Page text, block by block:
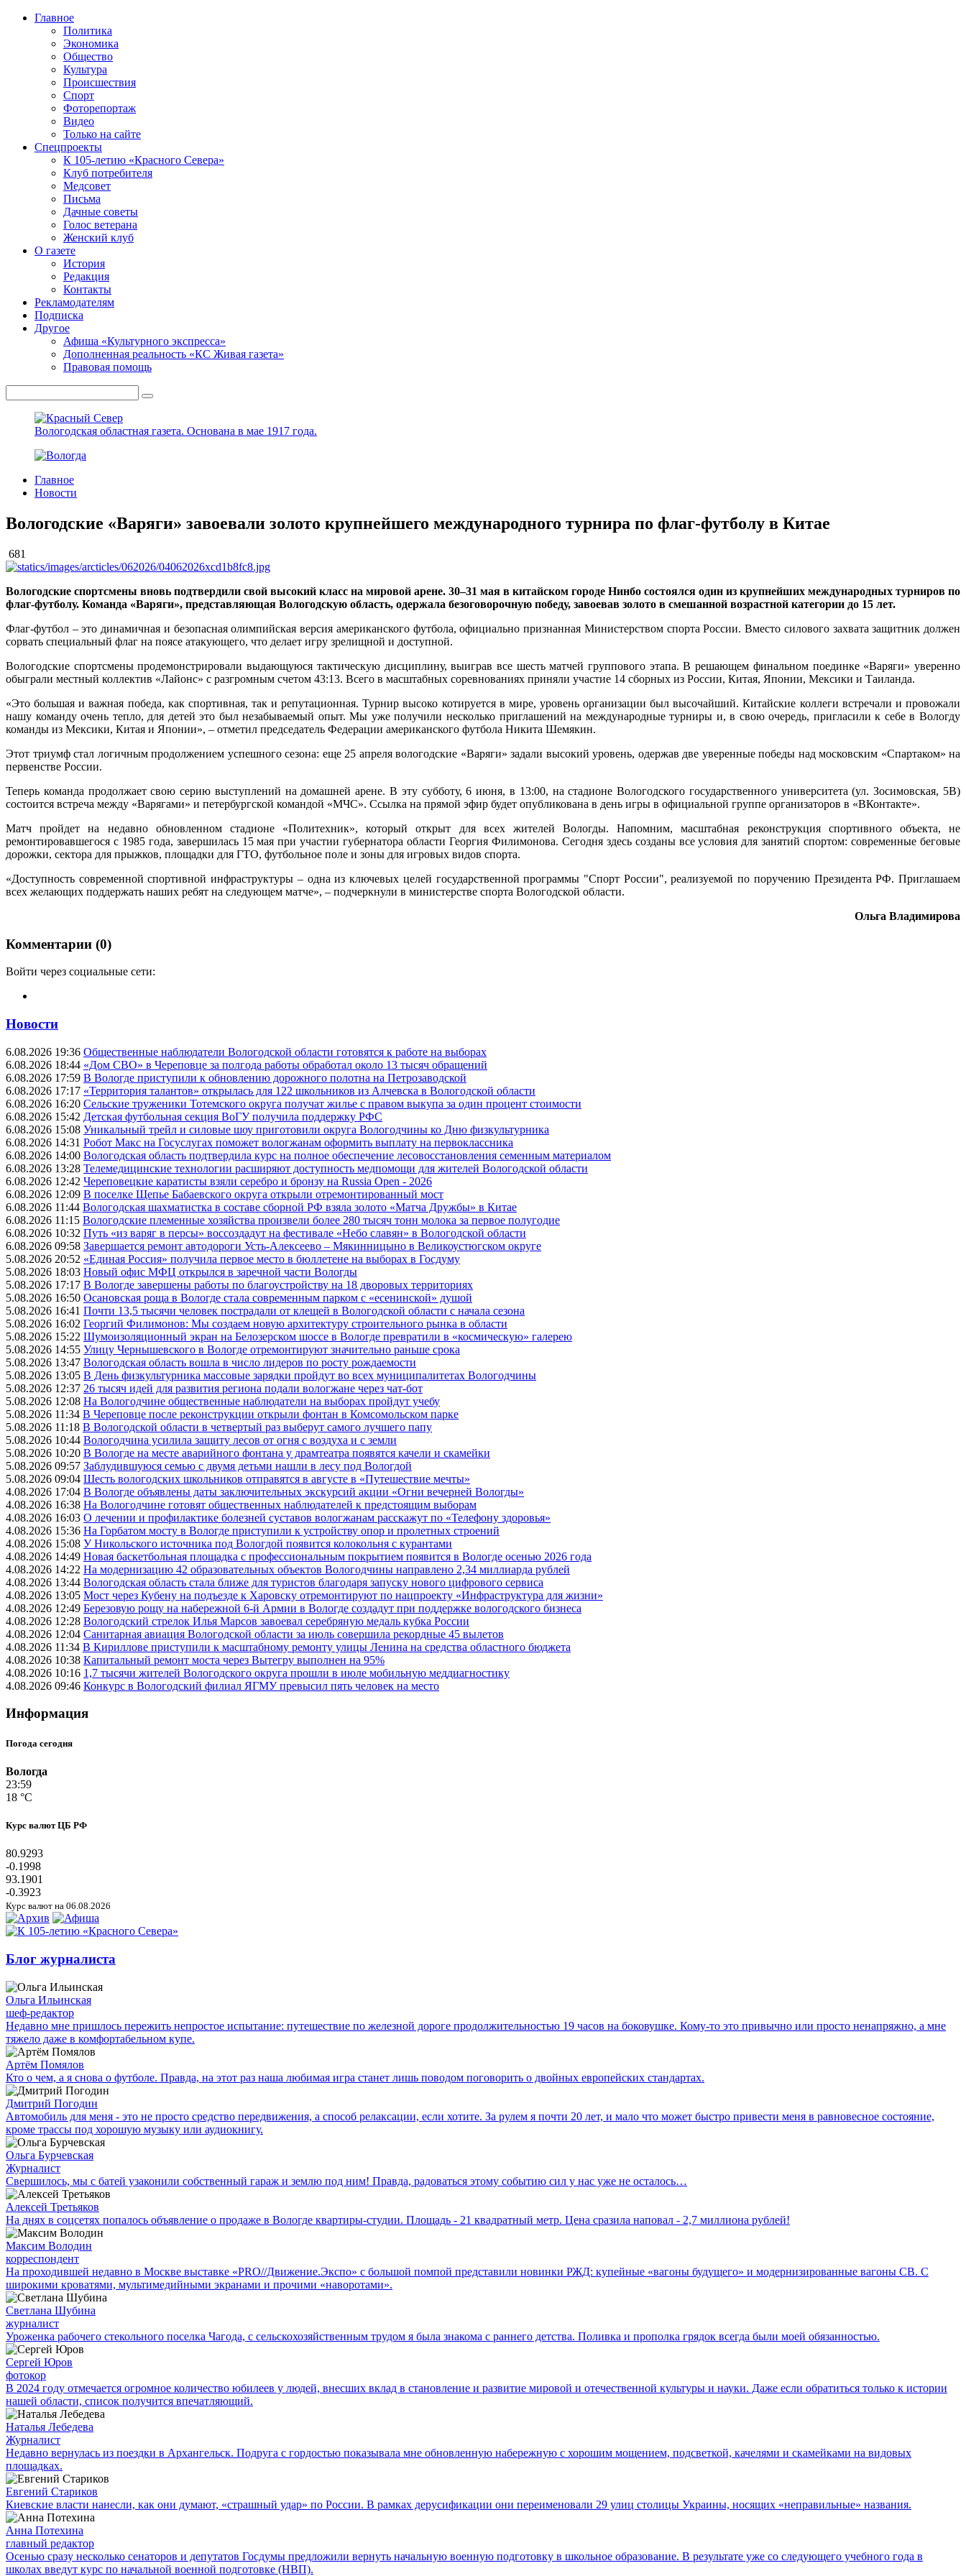
Главное
Политика
Экономика
Общество
Культура
Происшествия
Спорт
Фоторепортаж
Видео
Только на сайте
Спецпроекты
К 105-летию «Красного Севера»
Клуб потребителя
Медсовет
Письма
Дачные советы
Голос ветерана
Женский клуб
О газете
История
Редакция
Контакты
Рекламодателям
Подписка
Другое
Афиша «Культурного экспресса»
Дополненная реальность «КС Живая газета»
Правовая помощь
Вологодская областная газета. Основана в мае 1917 года.
Главное
Новости
Вологодские «Варяги» завоевали золото крупнейшего международного турнира по флаг-футболу в Китае
681
Вологодские спортсмены вновь подтвердили свой высокий класс на мировой арене. 30–31 мая в китайском городе Нинбо состоялся один из крупнейших международных турниров по
флаг-футболу. Команда «Варяги», представляющая Вологодскую область, одержала безоговорочную победу, завоевав золото в смешанной возрастной категории до 15 лет.
Флаг-футбол – это динамичная и безопасная олимпийская версия американского футбола, официально признанная Министерством спорта России. Вместо силового захвата защитник должен
сорвать специальный флаг на поясе атакующего, что делает игру зрелищной и доступной.
Вологодские спортсмены продемонстрировали выдающуюся тактическую дисциплину, выиграв все шесть матчей группового этапа. В решающем финальном поединке «Варяги» уверенно
обыграли местный коллектив «Лайонс» с разгромным счетом 43:13. Всего в масштабных соревнованиях приняли участие 14 сборных из России, Китая, Японии, Мексики и Таиланда.
«Это большая и важная победа, как спортивная, так и репутационная. Турнир высоко котируется в мире, уровень организации был высочайший. Китайские коллеги встречали и провожали
нашу команду очень тепло, для детей это был незабываемый опыт. Мы уже получили несколько приглашений на международные турниры и, в свою очередь, пригласили к себе в Вологду
команды из Мексики, Китая и Японии», – отметил председатель Федерации американского футбола Никита Шемякин.
Этот триумф стал логичным продолжением успешного сезона: еще 25 апреля вологодские «Варяги» задали высокий уровень, одержав две уверенные победы над московским «Спартаком» на
первенстве России.
Теперь команда продолжает свою серию выступлений на домашней арене. В эту субботу, 6 июня, в 13:00, на стадионе Вологодского государственного университета (ул. Зосимовская, 5В)
состоится встреча между «Варягами» и петербургской командой «МЧС». Ссылка на прямой эфир будет опубликована в день игры в официальной группе организаторов в «ВКонтакте».
Матч пройдет на недавно обновленном стадионе «Политехник», который открыт для всех жителей Вологды. Напомним, масштабная реконструкция спортивного объекта, не
ремонтировавшегося с 1985 года, завершилась 15 мая при участии губернатора области Георгия Филимонова. Сегодня здесь созданы все условия для занятий спортом: современные беговые
дорожки, сектора для прыжков, площадки для ГТО, футбольное поле и зоны для игровых видов спорта.
«Доступность современной спортивной инфраструктуры – одна из ключевых целей государственной программы "Спорт России", реализуемой по поручению Президента РФ. Приглашаем
всех желающих поддержать наших ребят на следующем матче», – подчеркнули в министерстве спорта Вологодской области.
Ольга Владимирова
Комментарии (0)
Войти через социальные сети:
Новости
6.08.2026 19:36 Общественные наблюдатели Вологодской области готовятся к работе на выборах
6.08.2026 18:44 «Дом СВО» в Череповце за полгода работы обработал около 13 тысяч обращений
6.08.2026 17:59 В Вологде приступили к обновлению дорожного полотна на Петрозаводской
6.08.2026 17:17 «Территория талантов» открылась для 122 школьников из Алчевска в Вологодской области
6.08.2026 16:20 Сельские труженики Тотемского округа получат жилье с правом выкупа за один процент стоимости
6.08.2026 15:42 Детская футбольная секция ВоГУ получила поддержку РФС
6.08.2026 15:08 Уникальный трейл и силовые шоу приготовили округа Вологодчины ко Дню физкультурника
6.08.2026 14:31 Робот Макс на Госуслугах поможет вологжанам оформить выплату на первоклассника
6.08.2026 14:00 Вологодская область подтвердила курс на полное обеспечение лесовосстановления семенным материалом
6.08.2026 13:28 Телемедицинские технологии расширяют доступность медпомощи для жителей Вологодской области
6.08.2026 12:42 Череповецкие каратисты взяли серебро и бронзу на Russia Open - 2026
6.08.2026 12:09 В поселке Щепье Бабаевского округа открыли отремонтированный мост
6.08.2026 11:44 Вологодская шахматистка в составе сборной РФ взяла золото «Матча Дружбы» в Китае
6.08.2026 11:15 Вологодские племенные хозяйства произвели более 280 тысяч тонн молока за первое полугодие
6.08.2026 10:32 Путь «из варяг в персы» воссоздадут на фестивале «Небо славян» в Вологодской области
6.08.2026 09:58 Завершается ремонт автодороги Усть-Алексеево – Мякинницыно в Великоустюгском округе
5.08.2026 20:52 «Единая Россия» получила первое место в бюллетене на выборах в Госдуму
5.08.2026 18:03 Новый офис МФЦ открылся в заречной части Вологды
5.08.2026 17:17 В Вологде завершены работы по благоустройству на 18 дворовых территориях
5.08.2026 16:50 Осановская роща в Вологде стала современным парком с «есенинской» душой
5.08.2026 16:41 Почти 13,5 тысячи человек пострадали от клещей в Вологодской области с начала сезона
5.08.2026 16:02 Георгий Филимонов: Мы создаем новую архитектуру строительного рынка в области
5.08.2026 15:22 Шумоизоляционный экран на Белозерском шоссе в Вологде превратили в «космическую» галерею
5.08.2026 14:55 Улицу Чернышевского в Вологде отремонтируют значительно раньше срока
5.08.2026 13:47 Вологодская область вошла в число лидеров по росту рождаемости
5.08.2026 13:05 В День физкультурника массовые зарядки пройдут во всех муниципалитетах Вологодчины
5.08.2026 12:37 26 тысяч идей для развития региона подали вологжане через чат-бот
5.08.2026 12:08 На Вологодчине общественные наблюдатели на выборах пройдут учебу
5.08.2026 11:34 В Череповце после реконструкции открыли фонтан в Комсомольском парке
5.08.2026 11:18 В Вологодской области в четвертый раз выберут самого лучшего папу
5.08.2026 10:44 Вологодчина усилила защиту лесов от огня с воздуха и с земли
5.08.2026 10:20 В Вологде на месте аварийного фонтана у драмтеатра появятся качели и скамейки
5.08.2026 09:57 Заблудившуюся семью с двумя детьми нашли в лесу под Вологдой
5.08.2026 09:04 Шесть вологодских школьников отправятся в августе в «Путешествие мечты»
4.08.2026 17:04 В Вологде объявлены даты заключительных экскурсий акции «Огни вечерней Вологды»
4.08.2026 16:38 На Вологодчине готовят общественных наблюдателей к предстоящим выборам
4.08.2026 16:03 О лечении и профилактике болезней суставов вологжанам расскажут по «Телефону здоровья»
4.08.2026 15:36 На Горбатом мосту в Вологде приступили к устройству опор и пролетных строений
4.08.2026 15:08 У Никольского источника под Вологдой появится колокольня с курантами
4.08.2026 14:49 Новая баскетбольная площадка с профессиональным покрытием появится в Вологде осенью 2026 года
4.08.2026 14:22 На модернизацию 42 образовательных объектов Вологодчины направлено 2,34 миллиарда рублей
4.08.2026 13:44 Вологодская область стала ближе для туристов благодаря запуску нового цифрового сервиса
4.08.2026 13:05 Мост через Кубену на подъезде к Харовску отремонтируют по нацпроекту «Инфраструктура для жизни»
4.08.2026 12:49 Березовую рощу на набережной 6-й Армии в Вологде создадут при поддержке вологодского бизнеса
4.08.2026 12:28 Вологодский стрелок Илья Марсов завоевал серебряную медаль кубка России
4.08.2026 12:04 Санитарная авиация Вологодской области за июль совершила рекордные 45 вылетов
4.08.2026 11:34 В Кириллове приступили к масштабному ремонту улицы Ленина на средства областного бюджета
4.08.2026 10:38 Капитальный ремонт моста через Вытегру выполнен на 95%
4.08.2026 10:16 1,7 тысячи жителей Вологодского округа прошли в июле мобильную меддиагностику
4.08.2026 09:46 Конкурс в Вологодский филиал ЯГМУ превысил пять человек на место
Информация
Погода сегодня
Вологда
23:59
18 °C
Курс валют ЦБ РФ
80.9293
-0.1998
93.1901
-0.3923
Курс валют на 06.08.2026
Блог журналиста
Ольга Ильинская
шеф-редактор
Недавно мне пришлось пережить непростое испытание: путешествие по железной дороге продолжительностью 19 часов на боковушке. Кому-то это привычно или просто ненапряжно, а мне
тяжело даже в комфортабельном купе.
Артём Помялов
Кто о чем, а я снова о футболе. Правда, на этот раз наша любимая игра станет лишь поводом поговорить о двойных европейских стандартах.
Дмитрий Погодин
Автомобиль для меня - это не просто средство передвижения, а способ релаксации, если хотите. За рулем я почти 20 лет, и мало что может быстро привести меня в равновесное состояние,
кроме трассы под хорошую музыку или аудиокнигу.
Ольга Бурчевская
Журналист
Свершилось, мы с батей узаконили собственный гараж и землю под ним! Правда, радоваться этому событию сил у нас уже не осталось…
Алексей Третьяков
На днях в соцсетях попалось объявление о продаже в Вологде квартиры-студии. Площадь - 21 квадратный метр. Цена сразила наповал - 2,7 миллиона рублей!
Максим Володин
корреспондент
На проходившей недавно в Мос­кве выставке «PRO//Движение.Экспо» с большой помпой представили новинки РЖД: купейные «вагоны будущего» и модернизированные вагоны СВ. С
широкими кроватями, мультимедийными экранами и прочими «наворотами».
Светлана Шубина
журналист
Уроженка рабочего стекольного поселка Чагода, с сельскохозяйственным трудом я была знакома с раннего детства. Поливка и прополка грядок всегда были моей обязанностью.
Сергей Юров
фотокор
В 2024 году отмечается огромное количество юбилеев у людей, внесших вклад в становление и развитие мировой и отечественной культуры и науки. Даже если обратиться только к истории
нашей области, список получится впечатляющий.
Наталья Лебедева
Журналист
Недавно вернулась из поездки в Архангельск. Подруга с гордостью показывала мне обновленную набережную с хорошим мощением, подсветкой, качелями и скамейками на видовых
площадках.
Евгений Стариков
Киевские власти нанесли, как они думают, «страшный удар» по России. В рамках дерусификации они переименовали 29 улиц столицы Украины, носящих «неправильные» названия.
Анна Потехина
главный редактор
Осенью сразу несколько сенаторов и депутатов Госдумы предложили вернуть начальную военную подготовку в школьное образование. В результате уже со следующего учебного года в
школах введут курс по начальной военной подготовке (НВП).